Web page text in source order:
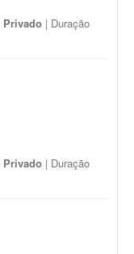
Privado | Duração
Privado | Duração